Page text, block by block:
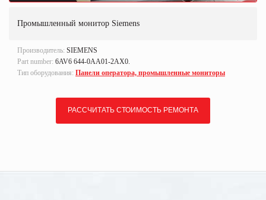
Промышленный монитор Siemens
Производитель: SIEMENS
Part number: 6AV6 644-0AA01-2AX0.
Тип оборудования: Панели оператора, промышленные мониторы
РАССЧИТАТЬ СТОИМОСТЬ РЕМОНТА